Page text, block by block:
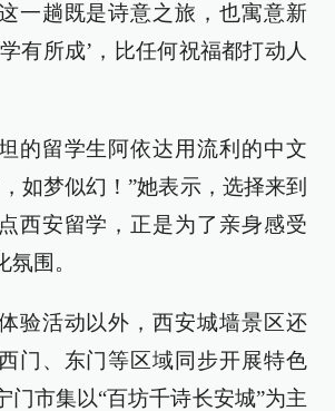
一趟既是诗意之旅，也寓意新
有所成’，比任何祝福都打动人
的留学生阿依达用流利的中文
如梦似幻！”她表示，选择来到
西安留学，正是为了亲身感受
围。
验活动以外，西安城墙景区还
门、东门等区域同步开展特色
门市集以“百坊千诗长安城”为主